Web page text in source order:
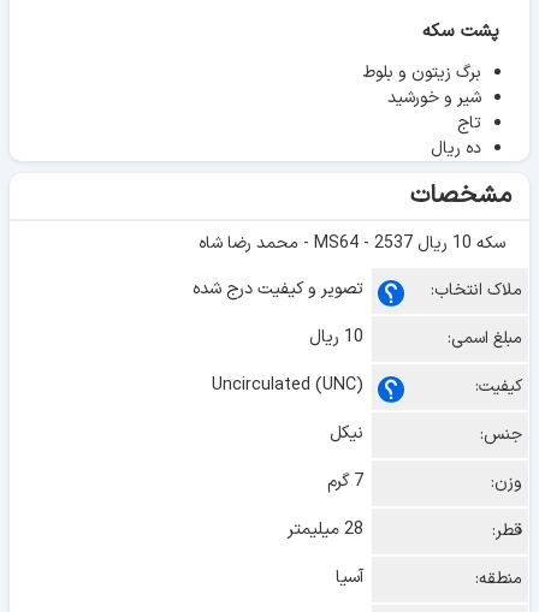
پشت سکه
برگ زیتون و بلوط
شیر و خورشید
تاج
ده ریال
مشخصات
سکه 10 ریال 2537 - MS64 - محمد رضا شاه
ملاک انتخاب:
تصویر و کیفیت درج شده
مبلغ اسمی:
10 ریال
کیفیت:
Uncirculated (UNC)
جنس:
نیکل
وزن:
7 گرم
قطر:
28 میلیمتر
منطقه:
آسیا